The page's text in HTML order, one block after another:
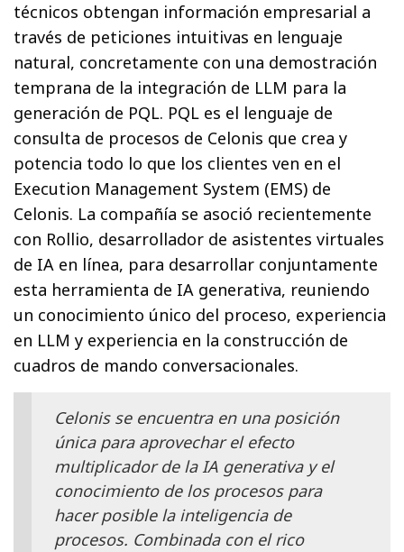
técnicos obtengan información empresarial a
través de peticiones intuitivas en lenguaje
natural, concretamente con una demostración
temprana de la integración de LLM para la
generación de PQL. PQL es el lenguaje de
consulta de procesos de Celonis que crea y
potencia todo lo que los clientes ven en el
Execution Management System (EMS) de
Celonis. La compañía se asoció recientemente
con Rollio, desarrollador de asistentes virtuales
de IA en línea, para desarrollar conjuntamente
esta herramienta de IA generativa, reuniendo
un conocimiento único del proceso, experiencia
en LLM y experiencia en la construcción de
cuadros de mando conversacionales.
Celonis se encuentra en una posición
única para aprovechar el efecto
multiplicador de la IA generativa y el
conocimiento de los procesos para
hacer posible la inteligencia de
procesos. Combinada con el rico